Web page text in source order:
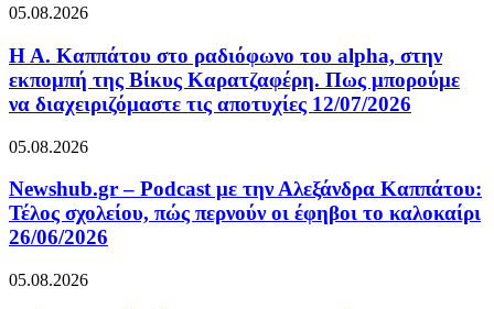
05.08.2026
Η Α. Καππάτου στο ραδιόφωνο του alpha, στην
εκπομπή της Βίκυς Καρατζαφέρη. Πως μπορούμε
να διαχειριζόμαστε τις αποτυχίες 12/07/2026
05.08.2026
Newshub.gr – Podcast με την Αλεξάνδρα Καππάτου:
Τέλος σχολείου, πώς περνούν οι έφηβοι το καλοκαίρι
26/06/2026
05.08.2026